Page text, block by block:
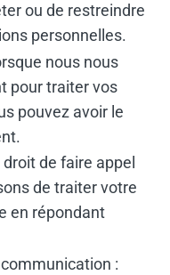
ou de restreindre
personnelles.
nous nous
pour traiter vos
pouvez avoir le
de faire appel
de traiter votre
en répondant
: